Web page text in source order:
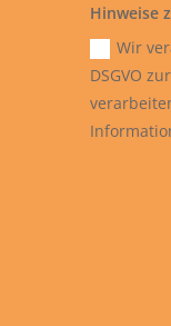
Hinweise
Wir
DSGVO